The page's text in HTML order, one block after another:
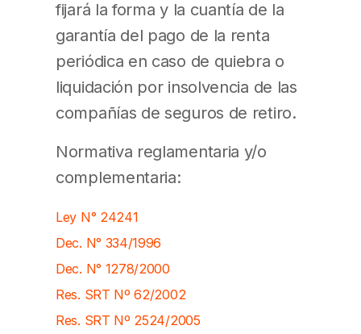
fijará la forma y la cuantía de la
garantía del pago de la renta
periódica en caso de quiebra o
liquidación por insolvencia de las
compañías de seguros de retiro.
Normativa reglamentaria y/o
complementaria:
Ley N° 24241
Dec. N° 334/1996
Dec. N° 1278/2000
Res. SRT Nº 62/2002
Res. SRT Nº 2524/2005